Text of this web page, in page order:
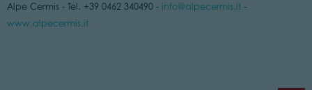
Alpe Cermis - Tel. +39 0462 340490 - info@alpecermis.it-
www.alpecermis.it